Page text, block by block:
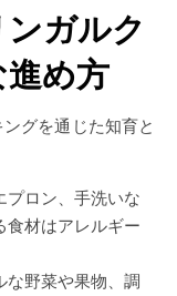
ガルク
め方
グを通じた知育と
プロン、手洗いな
食材はアレルギー
な野菜や果物、調